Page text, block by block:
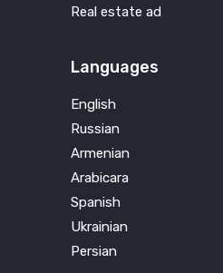
Real estate ad
Languages
English
Russian
Armenian
Arabicara
Spanish
Ukrainian
Persian